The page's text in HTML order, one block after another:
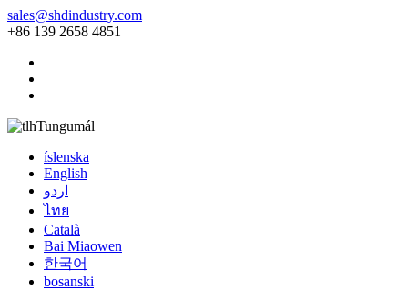
sales@shdindustry.com
+86 139 2658 4851
Tungumál
íslenska
English
اردو
ไทย
Català
Bai Miaowen
한국어
bosanski